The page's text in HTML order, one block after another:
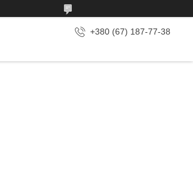
+380 (67) 187-77-38